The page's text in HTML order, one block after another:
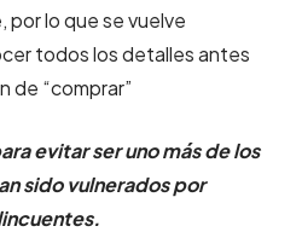
lo que se vuelve
todos los detalles antes
de “comprar”
evitar ser uno más de los
sido vulnerados por